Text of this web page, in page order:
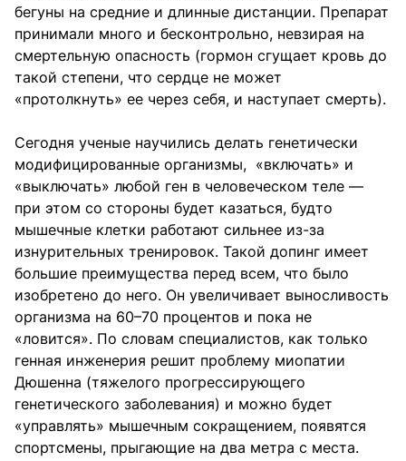
бегуны на средние и длинные дистанции. Препарат
принимали много и бесконтрольно, невзирая на
смертельную опасность (гормон сгущает кровь до
такой степени, что сердце не может
«протолкнуть» ее через себя, и наступает смерть).
Сегодня ученые научились делать генетически
модифицированные организмы, «включать» и
«выключать» любой ген в человеческом теле —
при этом со стороны будет казаться, будто
мышечные клетки работают сильнее из-за
изнурительных тренировок. Такой допинг имеет
большие преимущества перед всем, что было
изобретено до него. Он увеличивает выносливость
организма на 60–70 процентов и пока не
«ловится». По словам специалистов, как только
генная инженерия решит проблему миопатии
Дюшенна (тяжелого прогрессирующего
генетического заболевания) и можно будет
«управлять» мышечным сокращением, появятся
спортсмены, прыгающие на два метра с места.